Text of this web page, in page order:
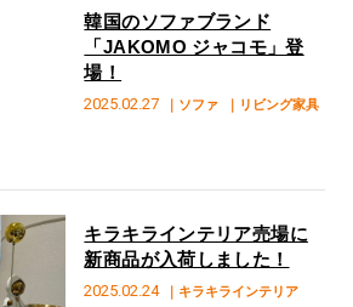
2025.02.27 ｜ソファ ｜リビング家具
韓国のソファブランド
「JAKOMO ジャコモ」登
場！
2025.02.24 ｜キラキラインテリア
キラキラインテリア売場に
新商品が入荷しました！